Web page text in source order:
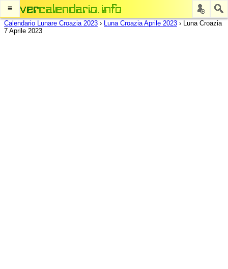
≡
Calendario Lunare Croazia 2023 › Luna Croazia Aprile 2023 › Luna Croazia
7 Aprile 2023